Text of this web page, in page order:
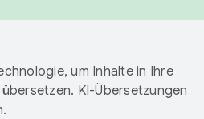
um Inhalte in Ihre
KI-Übersetzungen